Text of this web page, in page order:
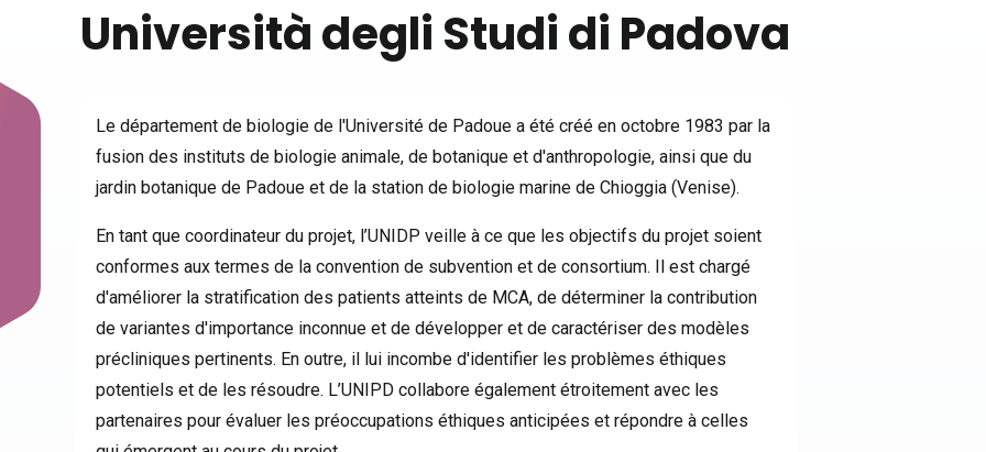
Università degli Studi di Padova
Le département de biologie de l'Université de Padoue a été créé en octobre 1983 par la
fusion des instituts de biologie animale, de botanique et d'anthropologie, ainsi que du
jardin botanique de Padoue et de la station de biologie marine de Chioggia (Venise).
En tant que coordinateur du projet, l’UNIDP veille à ce que les objectifs du projet soient
conformes aux termes de la convention de subvention et de consortium. Il est chargé
d'améliorer la stratification des patients atteints de MCA, de déterminer la contribution
de variantes d'importance inconnue et de développer et de caractériser des modèles
précliniques pertinents. En outre, il lui incombe d'identifier les problèmes éthiques
potentiels et de les résoudre. L’UNIPD collabore également étroitement avec les
partenaires pour évaluer les préoccupations éthiques anticipées et répondre à celles